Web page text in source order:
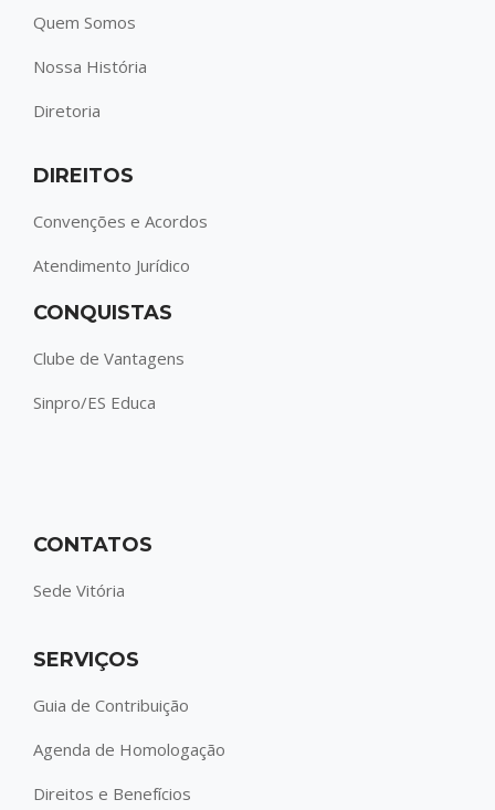
Quem Somos
Nossa História
Diretoria
DIREITOS
Convenções e Acordos
Atendimento Jurídico
CONQUISTAS
Clube de Vantagens
Sinpro/ES Educa
CONTATOS
Sede Vitória
SERVIÇOS
Guia de Contribuição
Agenda de Homologação
Direitos e Benefícios